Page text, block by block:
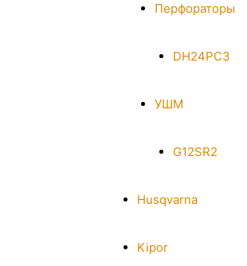
Перфораторы
DH24PC3
УШМ
G12SR2
Husqvarna
Kipor